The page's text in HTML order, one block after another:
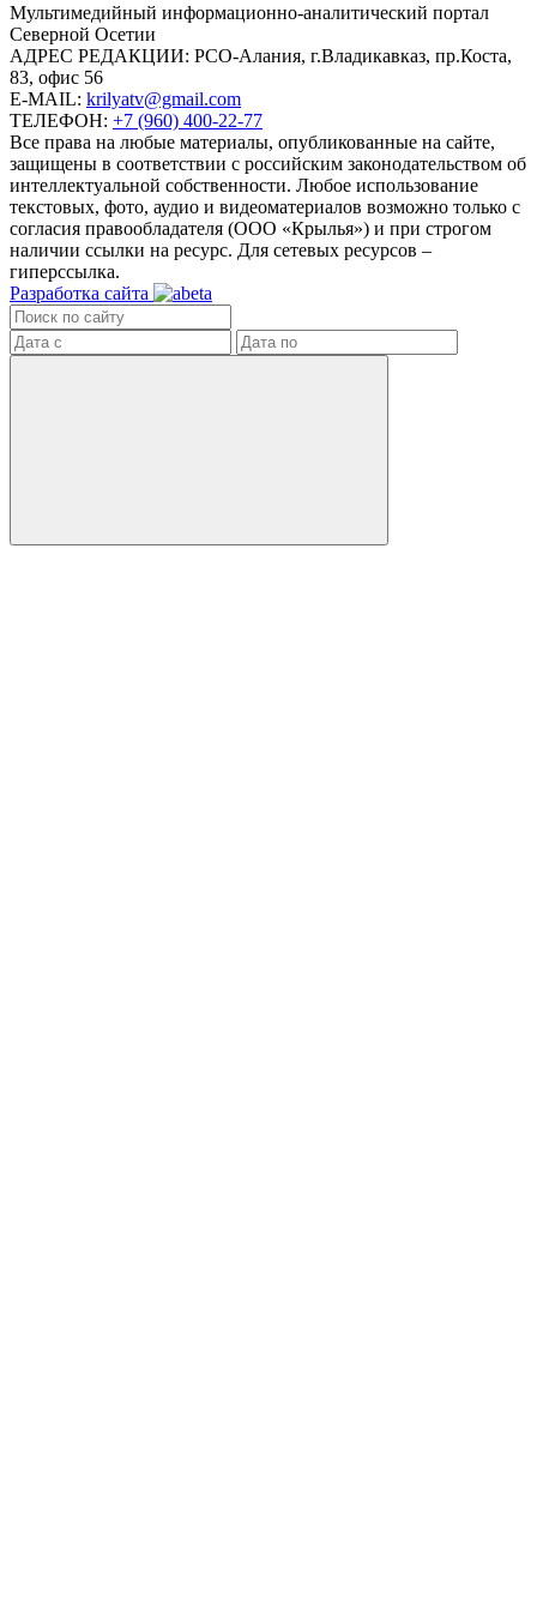
Mультимедийный информационно-аналитический портал
Северной Осетии
АДРЕС РЕДАКЦИИ: РСО-Алания, г.Владикавказ, пр.Коста,
83, офис 56
E-MAIL: krilyatv@gmail.com
ТЕЛЕФОН: +7 (960) 400-22-77
Все права на любые материалы, опубликованные на сайте,
защищены в соответствии с российским законодательством об
интеллектуальной собственности. Любое использование
текстовых, фото, аудио и видеоматериалов возможно только с
согласия правообладателя (ООО «Крылья») и при строгом
наличии ссылки на ресурс. Для сетевых ресурсов –
гиперссылка.
Разработка сайта